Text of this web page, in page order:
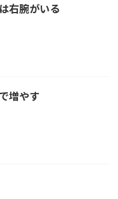
右腕がいる
増やす